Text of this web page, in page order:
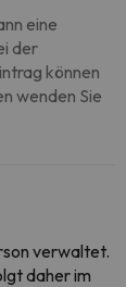
eine
der
können
wenden Sie
verwaltet.
daher im